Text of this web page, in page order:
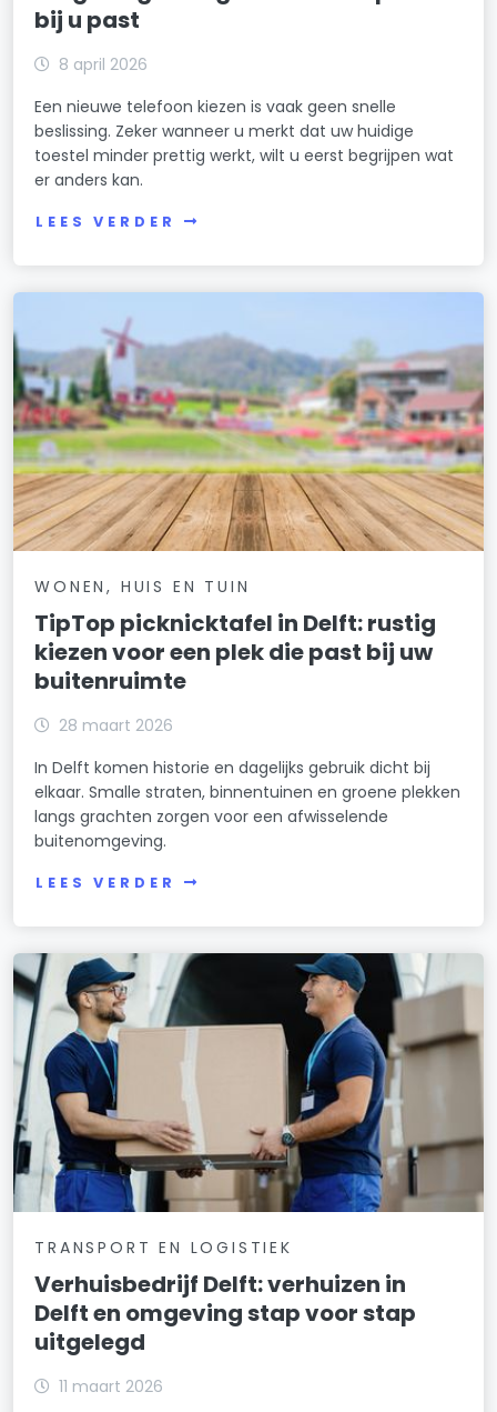
bij u past
8 april 2026
Een nieuwe telefoon kiezen is vaak geen snelle
beslissing. Zeker wanneer u merkt dat uw huidige
toestel minder prettig werkt, wilt u eerst begrijpen wat
er anders kan.
LEES VERDER
WONEN, HUIS EN TUIN
TipTop picknicktafel in Delft: rustig
kiezen voor een plek die past bij uw
buitenruimte
28 maart 2026
In Delft komen historie en dagelijks gebruik dicht bij
elkaar. Smalle straten, binnentuinen en groene plekken
langs grachten zorgen voor een afwisselende
buitenomgeving.
LEES VERDER
TRANSPORT EN LOGISTIEK
Verhuisbedrijf Delft: verhuizen in
Delft en omgeving stap voor stap
uitgelegd
11 maart 2026